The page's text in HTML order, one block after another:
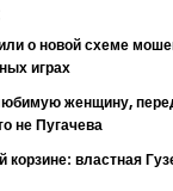
о новой схеме
играх
женщину,
не Пугачева
властная